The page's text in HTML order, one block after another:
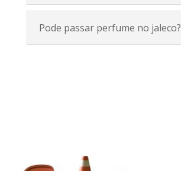
Pode passar perfume no jaleco?